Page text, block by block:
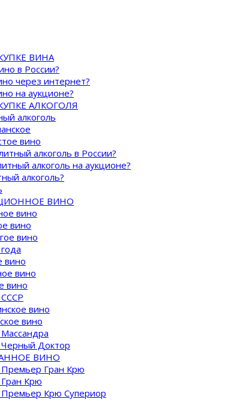
ВИНА
в России?
через интернет?
на аукционе?
АЛКОГОЛЯ
алкоголь
вино
алкоголь в России?
алкоголь на аукционе?
алкоголь?
ВИНО
вино
вино
вино
вино
вино
вино
вино
вино
Доктор
ВИНО
Гран Крю
Крю
Крю Супериор